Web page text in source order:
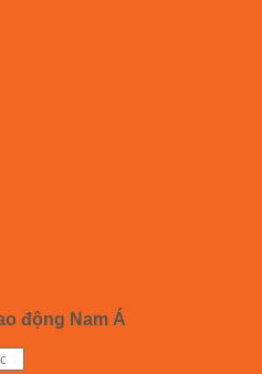
động Nam Á